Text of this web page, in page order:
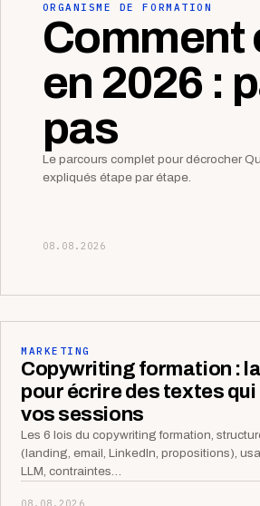
ORGANISME DE FORMATION
Comment
en 2026 :
pas
Le parcours complet pour décrocher
expliqués étape par étape.
08.08.2026
MARKETING
Copywriting formation :
pour écrire des textes
vos sessions
Les 6 lois du copywriting formation,
(landing, email, LinkedIn, propositions),
LLM, contraintes…
08.08.2026